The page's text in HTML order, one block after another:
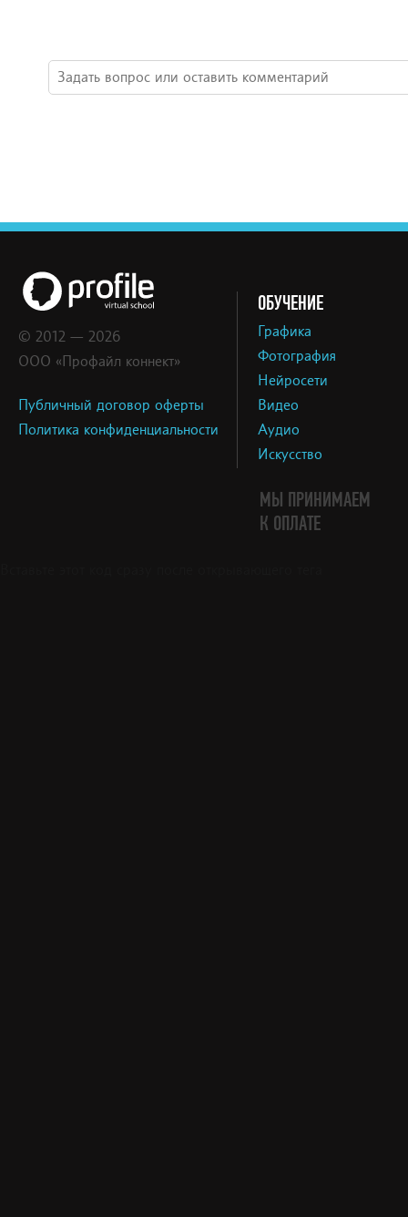
© 2012 — 2026
ООО «Профайл коннект»
Публичный договор оферты
Политика конфиденциальности
ОБУЧЕНИЕ
Графика
Фотография
Нейросети
Видео
Аудио
Искусство
МЫ ПРИНИМАЕМ
К ОПЛАТЕ